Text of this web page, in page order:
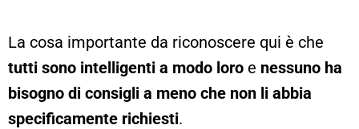
La cosa importante da riconoscere qui è che
tutti sono intelligenti a modo loro e nessuno ha
bisogno di consigli a meno che non li abbia
specificamente richiesti.